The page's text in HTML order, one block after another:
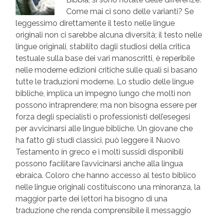
Come mai ci sono delle varianti? Se
leggessimo direttamente il testo nelle lingue
originali non ci sarebbe alcuna diversità; il testo nelle
lingue originali, stabilito dagli studiosi della critica
testuale sulla base dei vari manoscritti, è reperibile
nelle moderne edizioni critiche sulle quali si basano
tutte le traduzioni moderne. Lo studio delle lingue
bibliche, implica un impegno lungo che molti non
possono intraprendere; ma non bisogna essere per
forza degli specialisti o professionisti dell’esegesi
per avvicinarsi alle lingue bibliche. Un giovane che
ha fatto gli studi classici, può leggere il Nuovo
Testamento in greco e i molti sussidi disponibili
possono facilitare l’avvicinarsi anche alla lingua
ebraica. Coloro che hanno accesso al testo biblico
nelle lingue originali costituiscono una minoranza, la
maggior parte dei lettori ha bisogno di una
traduzione che renda comprensibile il messaggio